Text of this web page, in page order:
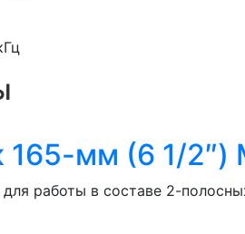
мм (6 1/2″)
работы в составе 2-